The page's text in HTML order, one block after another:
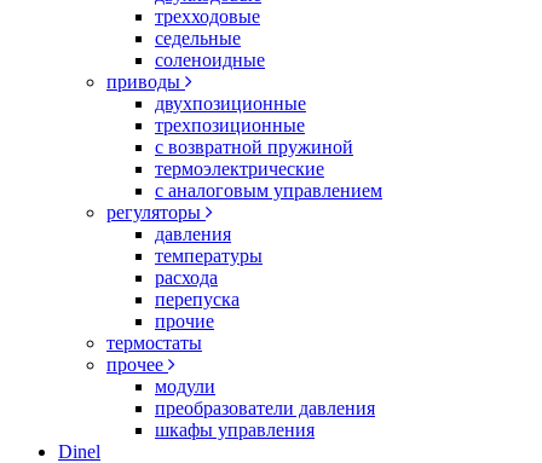
трехходовые
седельные
соленоидные
приводы
двухпозиционные
трехпозиционные
с возвратной пружиной
термоэлектрические
с аналоговым управлением
регуляторы
давления
температуры
расхода
перепуска
прочие
термостаты
прочее
модули
преобразователи давления
шкафы управления
Dinel